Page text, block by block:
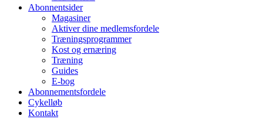
Abonnentsider
Magasiner
Aktiver dine medlemsfordele
Træningsprogrammer
Kost og ernæring
Træning
Guides
E-bog
Abonnementsfordele
Cykelløb
Kontakt